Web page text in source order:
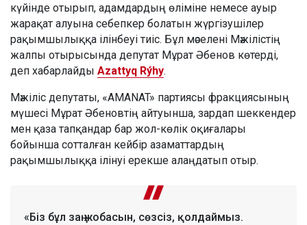
күйінде отырып, адамдардың өліміне немесе ауыр
жарақат алуына себепкер болатын жүргізушілер
рақымшылыққа ілінбеуі тиіс. Бұл мәселені Мәжілістің
жалпы отырысында депутат Мұрат Әбенов көтерді,
деп хабарлайды Azattyq Rýhy.
Мәжіліс депутаты, «AMANAT» партиясы фракциясының
мүшесі Мұрат Әбеновтің айтуынша, зардап шеккендер
мен қаза тапқандар бар жол-көлік оқиғалары
бойынша сотталған кейбір азаматтардың
рақымшылыққа ілінуі ерекше алаңдатып отыр.
«Біз бұл заң жобасын, сөзсіз, қолдаймыз.